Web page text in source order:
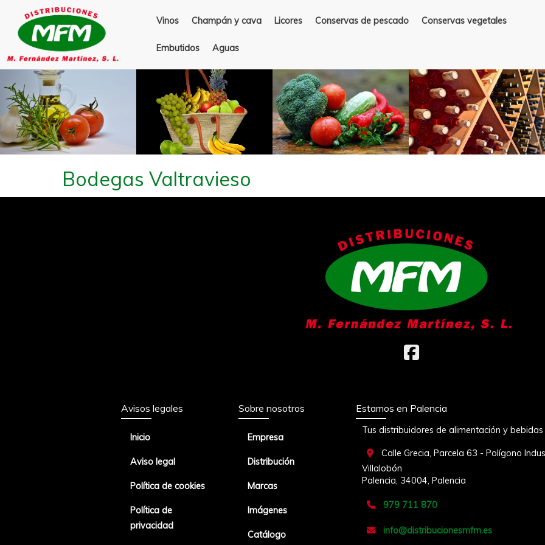
Vinos Champán y cava Licores Conservas de pescado Conservas vegetales
Embutidos Aguas
Anterior
Bodegas Valtravieso
Avisos legales
Inicio
Aviso legal
Política de cookies
Política de
privacidad
Sobre nosotros
Empresa
Distribución
Marcas
Imágenes
Catálogo
Estamos en Palencia
Tus distribuidores de alimentación y bebidas
Calle Grecia, Parcela 63 - Polígono
Villalobón
Palencia, 34004,Palencia
979 711 870
info distribucionesmfm.es